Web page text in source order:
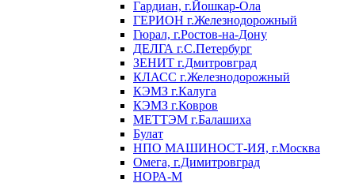
Гардиан, г.Йошкар-Ола
ГЕРИОН г.Железнодорожный
Гюрал, г.Ростов-на-Дону
ДЕЛГА г.С.Петербург
ЗЕНИТ г.Дмитровград
КЛАСС г.Железнодорожный
КЭМЗ г.Калуга
КЭМЗ г.Ковров
МЕТТЭМ г.Балашиха
Булат
НПО МАШИНОСТ-ИЯ, г.Москва
Омега, г.Димитровград
НОРА-М